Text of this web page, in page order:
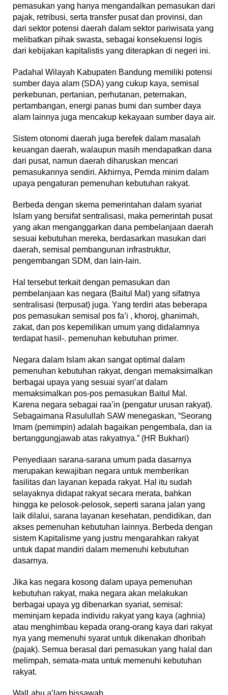
pemasukan yang hanya mengandalkan pemasukan dari
pajak, retribusi, serta transfer pusat dan provinsi, dan
dari sektor potensi daerah dalam sektor pariwisata yang
melibatkan pihak swasta, sebagai konsekuensi logis
dari kebijakan kapitalistis yang diterapkan di negeri ini.
Padahal Wilayah Kabupaten Bandung memiliki potensi
sumber daya alam (SDA) yang cukup kaya, semisal
perkebunan, pertanian, perhutanan, peternakan,
pertambangan, energi panas bumi dan sumber daya
alam lainnya juga mencakup kekayaan sumber daya air.
Sistem otonomi daerah juga berefek dalam masalah
keuangan daerah, walaupun masih mendapatkan dana
dari pusat, namun daerah diharuskan mencari
pemasukannya sendiri. Akhirnya, Pemda minim dalam
upaya pengaturan pemenuhan kebutuhan rakyat.
Berbeda dengan skema pemerintahan dalam syariat
Islam yang bersifat sentralisasi, maka pemerintah pusat
yang akan menganggarkan dana pembelanjaan daerah
sesuai kebutuhan mereka, berdasarkan masukan dari
daerah, semisal pembangunan infrastruktur,
pengembangan SDM, dan lain-lain.
Hal tersebut terkait dengan pemasukan dan
pembelanjaan kas negara (Baitul Mal) yang sifatnya
sentralisasi (terpusat) juga. Yang terdiri atas beberapa
pos pemasukan semisal pos fa’i , khoroj, ghanimah,
zakat, dan pos kepemilikan umum yang didalamnya
terdapat hasil-. pemenuhan kebutuhan primer.
Negara dalam Islam akan sangat optimal dalam
pemenuhan kebutuhan rakyat, dengan memaksimalkan
berbagai upaya yang sesuai syari’at dalam
memaksimalkan pos-pos pemasukan Baitul Mal.
Karena negara sebagai raa’in (pengatur urusan rakyat).
Sebagaimana Rasulullah SAW menegaskan, “Seorang
Imam (pemimpin) adalah bagaikan pengembala, dan ia
bertanggungjawab atas rakyatnya.” (HR Bukhari)
Penyediaan sarana-sarana umum pada dasarnya
merupakan kewajiban negara untuk memberikan
fasilitas dan layanan kepada rakyat. Hal itu sudah
selayaknya didapat rakyat secara merata, bahkan
hingga ke pelosok-pelosok, seperti sarana jalan yang
laik dilalui, sarana layanan kesehatan, pendidikan, dan
akses pemenuhan kebutuhan lainnya. Berbeda dengan
sistem Kapitalisme yang justru mengarahkan rakyat
untuk dapat mandiri dalam memenuhi kebutuhan
dasarnya.
Jika kas negara kosong dalam upaya pemenuhan
kebutuhan rakyat, maka negara akan melakukan
berbagai upaya yg dibenarkan syariat, semisal:
meminjam kepada individu rakyat yang kaya (aghnia)
atau menghimbau kepada orang-orang kaya dari rakyat
nya yang memenuhi syarat untuk dikenakan dhoribah
(pajak). Semua berasal dari pemasukan yang halal dan
melimpah, semata-mata untuk memenuhi kebutuhan
rakyat.